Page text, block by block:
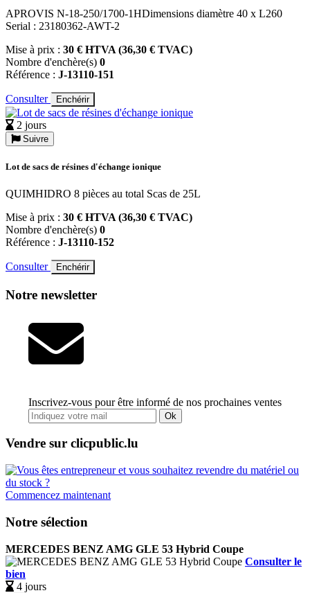
APROVIS N-18-250/1700-1HDimensions diamètre 40 x L260
Serial : 23180362-AWT-2
Mise à prix : 30 € HTVA (36,30 € TVAC)
Nombre d'enchère(s) 0
Référence : J-13110-151
Consulter Enchérir
2 jours
Suivre
Lot de sacs de résines d'échange ionique
QUIMHIDRO 8 pièces au total Scas de 25L
Mise à prix : 30 € HTVA (36,30 € TVAC)
Nombre d'enchère(s) 0
Référence : J-13110-152
Consulter Enchérir
Notre newsletter
Inscrivez-vous pour être informé de nos prochaines ventes
Ok
Vendre sur clicpublic.lu
Commencez maintenant
Notre sélection
MERCEDES BENZ AMG GLE 53 Hybrid Coupe
Consulter le
bien
4 jours